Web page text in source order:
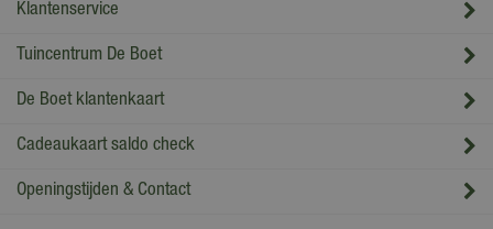
Klantenservice
Tuincentrum De Boet
De Boet klantenkaart
Cadeaukaart saldo check
Openingstijden & Contact